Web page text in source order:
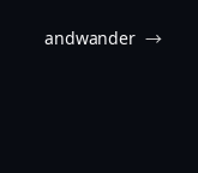
andwander →